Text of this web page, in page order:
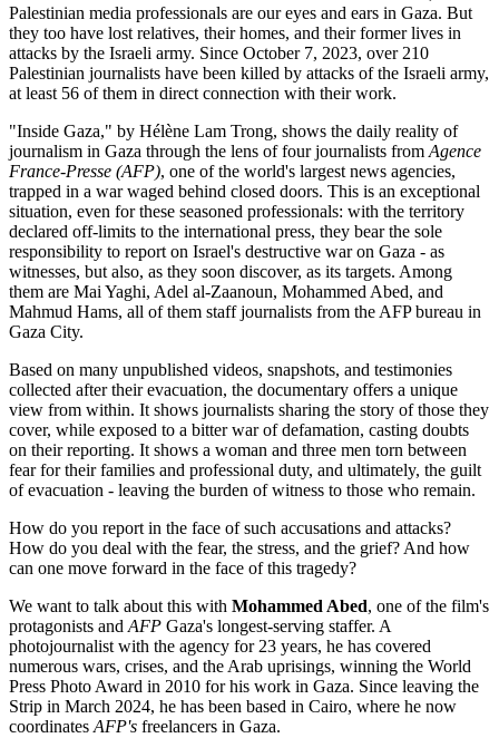
Palestinian media professionals are our eyes and ears in Gaza. But
they too have lost relatives, their homes, and their former lives in
attacks by the Israeli army. Since October 7, 2023, over 210
Palestinian journalists have been killed by attacks of the Israeli army,
at least 56 of them in direct connection with their work.
"Inside Gaza," by Hélène Lam Trong, shows the daily reality of
journalism in Gaza through the lens of four journalists fromAgence
France-Presse (AFP), one of the world's largest news agencies,
trapped in a war waged behind closed doors. This is an exceptional
situation, even for these seasoned professionals: with the territory
declared off-limits to the international press, they bear the sole
responsibility to report on Israel's destructive war on Gaza - as
witnesses, but also, as they soon discover, as its targets. Among
them are Mai Yaghi, Adel al-Zaanoun, Mohammed Abed, and
Mahmud Hams, all of them staff journalists from the AFP bureau in
Gaza City.
Based on many unpublished videos, snapshots, and testimonies
collected after their evacuation, the documentary offers a unique
view from within. It shows journalists sharing the story of those they
cover, while exposed to a bitter war of defamation, casting doubts
on their reporting. It shows a woman and three men torn between
fear for their families and professional duty, and ultimately, the guilt
of evacuation - leaving the burden of witness to those who remain.
How do you report in the face of such accusations and attacks?
How do you deal with the fear, the stress, and the grief? And how
can one move forward in the face of this tragedy?
We want to talk about this with Mohammed Abed, one of the film's
protagonists andAFP Gaza's longest-serving staffer. A
photojournalist with the agency for 23 years, he has covered
numerous wars, crises, and the Arab uprisings, winning the World
Press Photo Award in 2010 for his work in Gaza. Since leaving the
Strip in March 2024, he has been based in Cairo, where he now
coordinatesAFP's freelancers in Gaza.